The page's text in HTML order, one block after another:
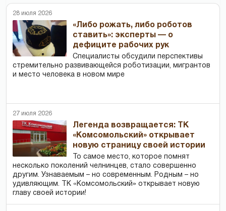
28 июля 2026
«Либо рожать, либо роботов
ставить»: эксперты — о
дефиците рабочих рук
Специалисты обсудили перспективы
стремительно развивающейся роботизации, мигрантов
и место человека в новом мире
27 июля 2026
Легенда возвращается: ТК
«Комсомольский» открывает
новую страницу своей истории
То самое место, которое помнят
несколько поколений челнинцев, стало совершенно
другим. Узнаваемым – но современным. Родным – но
удивляющим. ТК «Комсомольский» открывает новую
главу своей истории!